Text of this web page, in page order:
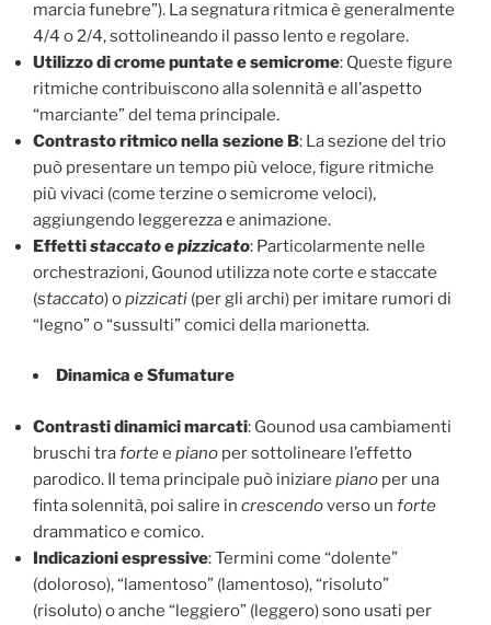
marcia funebre”). La segnatura ritmica è generalmente
4/4 o 2/4, sottolineando il passo lento e regolare.
Utilizzo di crome puntate e semicrome: Queste figure
ritmiche contribuiscono alla solennità e all’aspetto
“marciante” del tema principale.
Contrasto ritmico nella sezione B: La sezione del trio
può presentare un tempo più veloce, figure ritmiche
più vivaci (come terzine o semicrome veloci),
aggiungendo leggerezza e animazione.
Effettistaccatoepizzicato: Particolarmente nelle
orchestrazioni, Gounod utilizza note corte e staccate
(staccato) opizzicati (per gli archi) per imitare rumori di
“legno” o “sussulti” comici della marionetta.
Dinamica e Sfumature
Contrasti dinamici marcati: Gounod usa cambiamenti
bruschi trafortee piano per sottolineare l’effetto
parodico. Il tema principale può iniziare piano per una
finta solennità, poi salire in crescendoverso un forte
drammatico e comico.
Indicazioni espressive: Termini come “dolente”
(doloroso), “lamentoso” (lamentoso), “risoluto”
(risoluto) o anche “leggiero” (leggero) sono usati per